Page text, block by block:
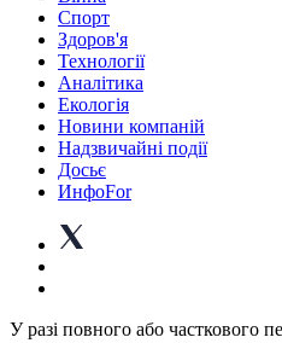
Спорт
Здоров'я
Технології
Аналітика
Екологія
Новини компаній
Надзвичайні події
Досьє
ИнфоFor
У разі повного або часткового